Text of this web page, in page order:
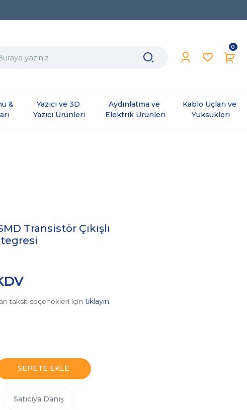
0
&
Yazıcı ve 3D
Yazıcı Ürünleri
Aydınlatma ve
Elektrik Ürünleri
Kablo Uçları ve
Yüksükleri
Transistör Çıkışlı
taksit seçenekleri için tıklayın.
SEPETE EKLE
Satıcıya Danış